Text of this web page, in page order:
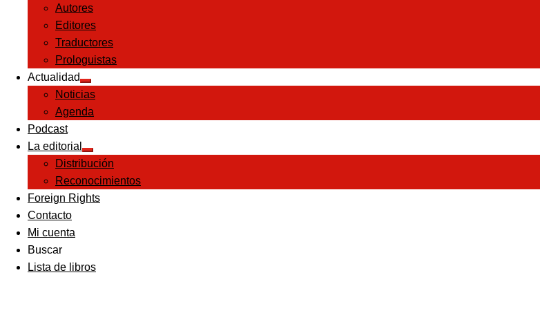
el
menú
hijo
Autores
Editores
Traductores
Prologuistas
Actualidad
Expandir
el
menú
hijo
Noticias
Agenda
Podcast
La editorial
Expandir
el
menú
hijo
Distribución
Reconocimientos
Foreign Rights
Contacto
Mi cuenta
Buscar
Lista de libros